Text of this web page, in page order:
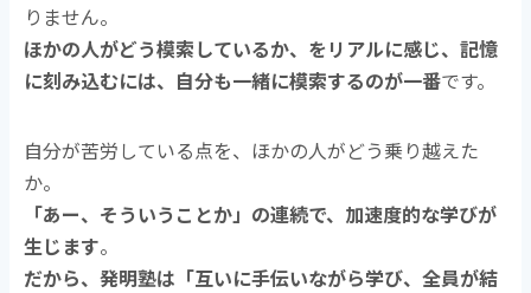
りません。
ほかの人がどう模索しているか、をリアルに感じ、記憶
に刻み込むには、自分も一緒に模索するのが一番です。
自分が苦労している点を、ほかの人がどう乗り越えた
か。
「あー、そういうことか」の連続で、加速度的な学びが
生じます。
だから、発明塾は「互いに手伝いながら学び、全員が結